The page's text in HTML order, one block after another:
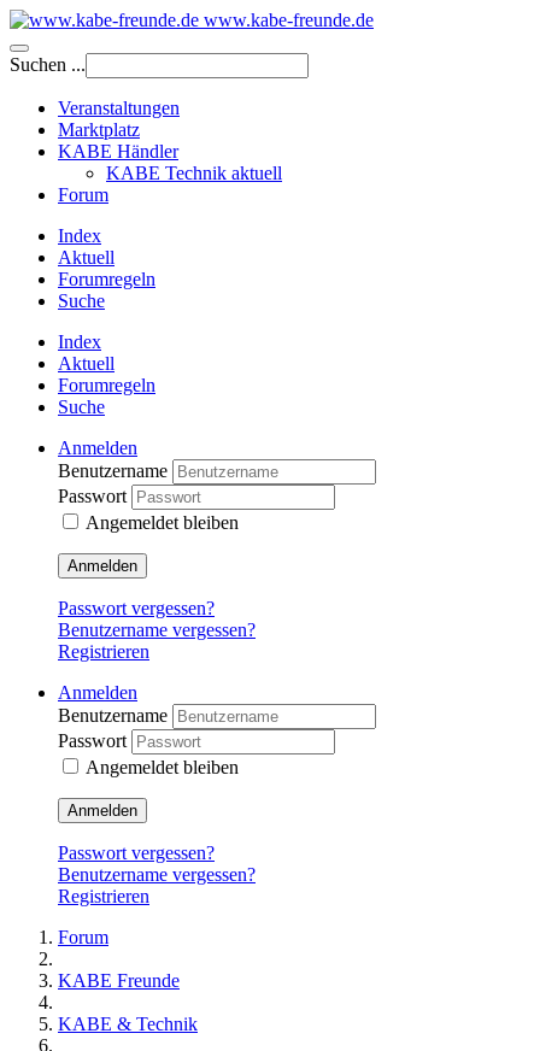
www.kabe-freunde.de
Suchen ...
Veranstaltungen
Marktplatz
KABE Händler
KABE Technik aktuell
Forum
Index
Aktuell
Forumregeln
Suche
Index
Aktuell
Forumregeln
Suche
Anmelden
Benutzername
Passwort
Angemeldet bleiben
Anmelden
Passwort vergessen?
Benutzername vergessen?
Registrieren
Anmelden
Benutzername
Passwort
Angemeldet bleiben
Anmelden
Passwort vergessen?
Benutzername vergessen?
Registrieren
Forum
KABE Freunde
KABE & Technik